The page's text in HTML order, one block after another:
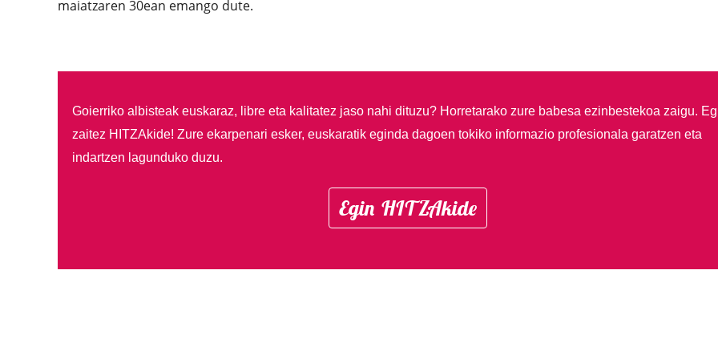
maiatzaren 30ean emango dute.
Goierriko albisteak euskaraz, libre eta kalitatez jaso nahi dituzu? Horretarako zure babesa ezinbestekoa zaigu.
zaitez HITZAkide! Zure ekarpenari esker, euskaratik eginda dagoen tokiko informazio profesionala garatzen eta
indartzen lagunduko duzu.
Egin HITZAkide